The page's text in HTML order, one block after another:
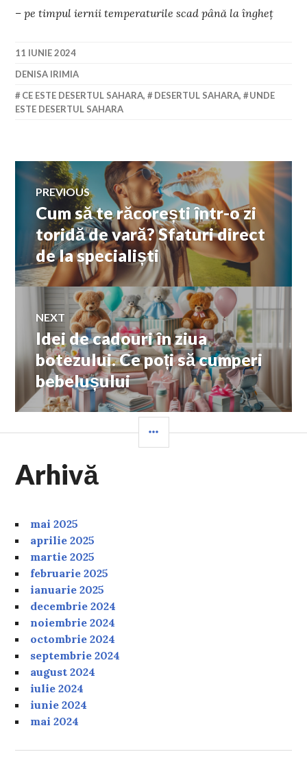
– pe timpul iernii temperaturile scad până la îngheț
11 IUNIE 2024
DENISA IRIMIA
CE ESTE DESERTUL SAHARA, DESERTUL SAHARA,
UNDE
ESTE DESERTUL SAHARA
Navigare
în
articole
PREVIOUS
Previous
post:
Cum să te răcorești într-o zi
toridă de vară? Sfaturi direct
de la specialiști
NEXT
Next
post:
Idei de cadouri în ziua
botezului. Ce poți să cumperi
bebelușului
Arhivă
mai 2025
aprilie 2025
martie 2025
februarie 2025
ianuarie 2025
decembrie 2024
noiembrie 2024
octombrie 2024
septembrie 2024
august 2024
iulie 2024
iunie 2024
mai 2024